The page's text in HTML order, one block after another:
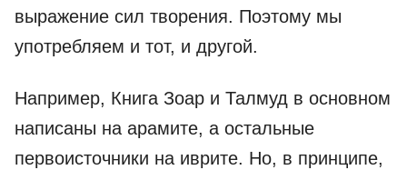
выражение сил творения. Поэтому мы
употребляем и тот, и другой.
Например, Книга Зоар и Талмуд в основном
написаны на арамите, а остальные
первоисточники на иврите. Но, в принципе,